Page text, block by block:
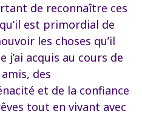
de reconnaître ces
est primordial de
les choses qu’il
j’ai acquis au cours de
des
et de la confiance
tout en vivant avec